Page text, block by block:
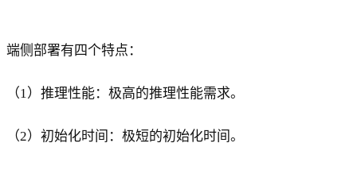
端侧部署有四个特点：
（1）推理性能：极高的推理性能需求。
（2）初始化时间：极短的初始化时间。